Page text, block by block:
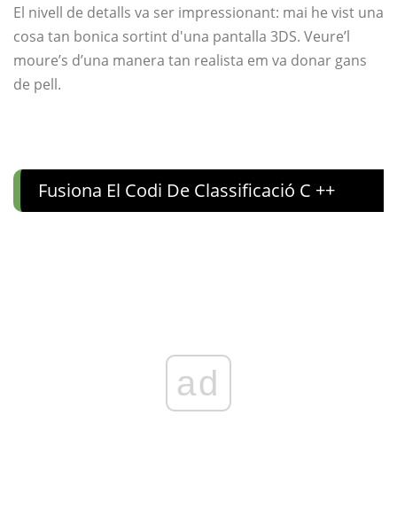
El nivell de detalls va ser impressionant: mai he vist una
cosa tan bonica sortint d'una pantalla 3DS. Veure’l
moure’s d’una manera tan realista em va donar gans
de pell.
Fusiona El Codi De Classificació C ++
ad